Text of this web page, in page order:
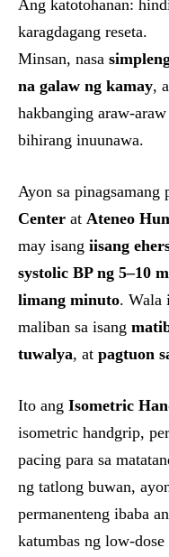
Ang katotohanan:
karagdagang reseta.
Minsan, nasa
na galaw ng kamay,
hakbanging araw-
bihirang inuunawa.
Ayon sa pinagsamang
Center at Ateneo
may isang iisang
systolic BP ng 5–10
limang minuto. Wala
maliban sa isang
tuwalya, at pagtuon
Ito ang Isometric
isometric handgrip,
pacing para sa
ng tatlong buwan,
permanenteng ibaba
katumbas ng low-